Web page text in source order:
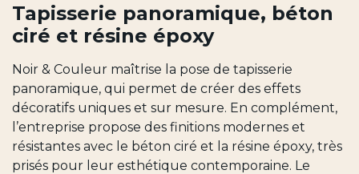
Tapisserie panoramique, béton
ciré et résine époxy
Noir & Couleur maîtrise la pose de tapisserie
panoramique, qui permet de créer des effets
décoratifs uniques et sur mesure. En complément,
l’entreprise propose des finitions modernes et
résistantes avec le béton ciré et la résine époxy, très
prisés pour leur esthétique contemporaine. Le